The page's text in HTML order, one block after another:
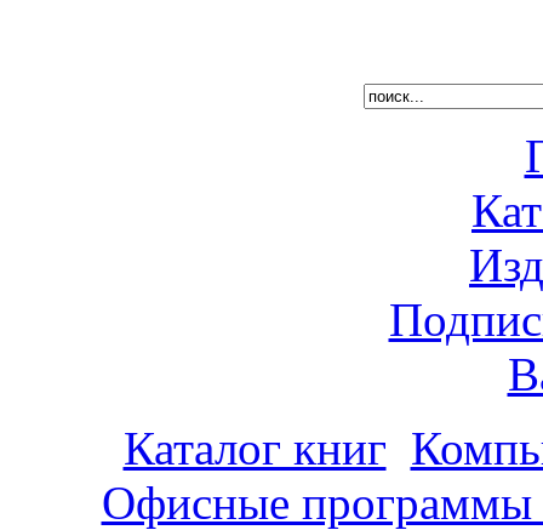
Каталог книг
Офисные